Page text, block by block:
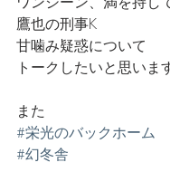
鷹也の刑事K
甘噛み疑惑について
トークしたいと思いま
また
#栄光のバックホーム
#幻冬舎